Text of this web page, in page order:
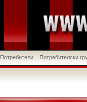
Потребители Потребителски